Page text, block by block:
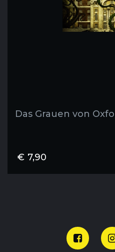
Das Grauen von
€ 7,90